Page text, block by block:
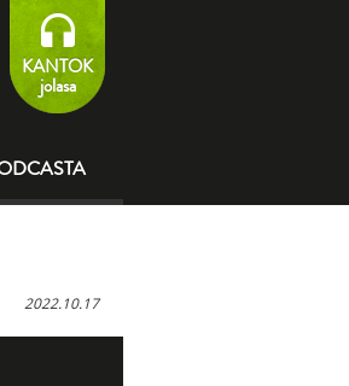
KANTOK
jolasa
2022.10.17